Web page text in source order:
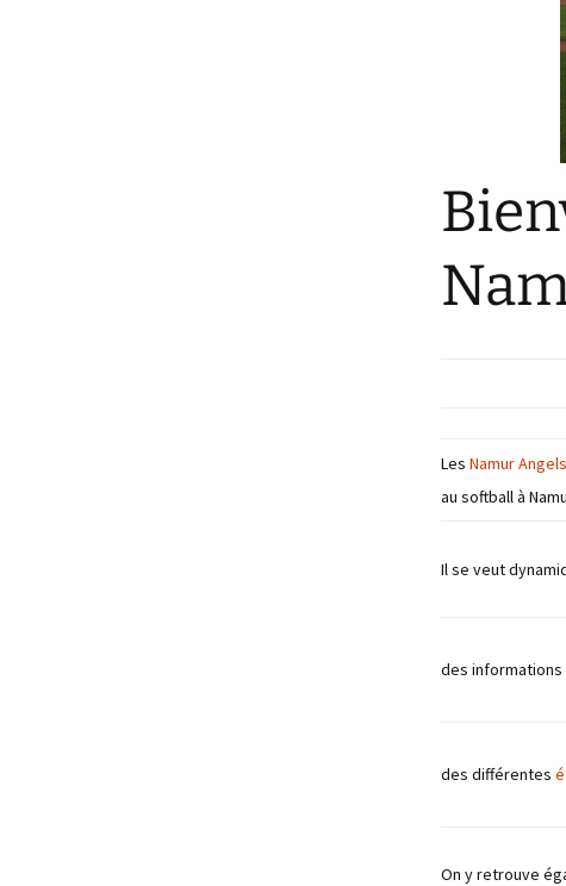
Le
Les Namur Angels
au softball à
Il se veut
des informations
des différentes
On y retrouve